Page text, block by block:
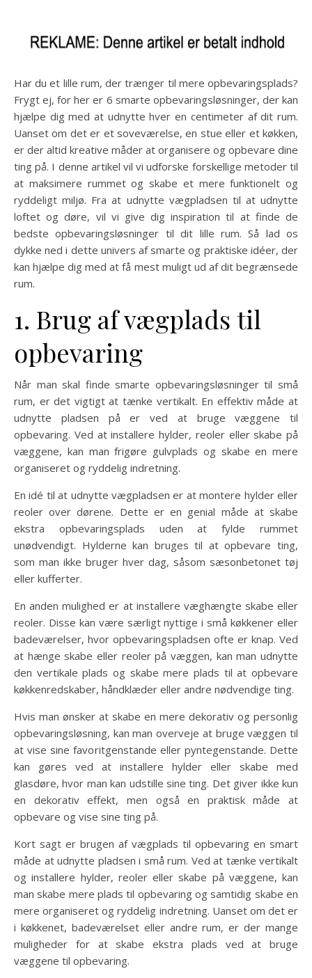
Har du et lille rum, der trænger til mere opbevaringsplads?
Frygt ej, for her er 6 smarte opbevaringsløsninger, der kan
hjælpe dig med at udnytte hver en centimeter af dit rum.
Uanset om det er et soveværelse, en stue eller et køkken,
er der altid kreative måder at organisere og opbevare dine
ting på. I denne artikel vil vi udforske forskellige metoder til
at maksimere rummet og skabe et mere funktionelt og
ryddeligt miljø. Fra at udnytte vægpladsen til at udnytte
loftet og døre, vil vi give dig inspiration til at finde de
bedste opbevaringsløsninger til dit lille rum. Så lad os
dykke ned i dette univers af smarte og praktiske idéer, der
kan hjælpe dig med at få mest muligt ud af dit begrænsede
rum.
1. Brug af vægplads til
opbevaring
Når man skal finde smarte opbevaringsløsninger til små
rum, er det vigtigt at tænke vertikalt. En effektiv måde at
udnytte pladsen på er ved at bruge væggene til
opbevaring. Ved at installere hylder, reoler eller skabe på
væggene, kan man frigøre gulvplads og skabe en mere
organiseret og ryddelig indretning.
En idé til at udnytte vægpladsen er at montere hylder eller
reoler over dørene. Dette er en genial måde at skabe
ekstra opbevaringsplads uden at fylde rummet
unødvendigt. Hylderne kan bruges til at opbevare ting,
som man ikke bruger hver dag, såsom sæsonbetonet tøj
eller kufferter.
En anden mulighed er at installere væghængte skabe eller
reoler. Disse kan være særligt nyttige i små køkkener eller
badeværelser, hvor opbevaringspladsen ofte er knap. Ved
at hænge skabe eller reoler på væggen, kan man udnytte
den vertikale plads og skabe mere plads til at opbevare
køkkenredskaber, håndklæder eller andre nødvendige ting.
Hvis man ønsker at skabe en mere dekorativ og personlig
opbevaringsløsning, kan man overveje at bruge væggen til
at vise sine favoritgenstande eller pyntegenstande. Dette
kan gøres ved at installere hylder eller skabe med
glasdøre, hvor man kan udstille sine ting. Det giver ikke kun
en dekorativ effekt, men også en praktisk måde at
opbevare og vise sine ting på.
Kort sagt er brugen af vægplads til opbevaring en smart
måde at udnytte pladsen i små rum. Ved at tænke vertikalt
og installere hylder, reoler eller skabe på væggene, kan
man skabe mere plads til opbevaring og samtidig skabe en
mere organiseret og ryddelig indretning. Uanset om det er
i køkkenet, badeværelset eller andre rum, er der mange
muligheder for at skabe ekstra plads ved at bruge
væggene til opbevaring.